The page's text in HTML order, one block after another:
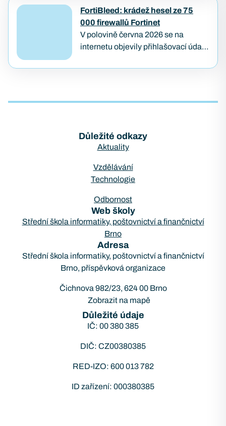
průniku až po zašifrování dat provedl
samostatně AI agent — bez
lidského útočníka u klávesnice.
Případ…
FortiBleed: krádež hesel ze 75
000 firewallů Fortinet
V polovině června 2026 se na
internetu objevily přihlašovací údaje
Fortinet. Útok pojmenovaný
Důležité odkazy
Aktuality
Vzdělávání
Technologie
Odbornost
Web školy
Střední škola informatiky, poštovnictví a finančnictví
Brno
Adresa
Střední škola informatiky, poštovnictví a finančnictví
Brno, příspěvková organizace
Čichnova 982/23, 624 00 Brno
Zobrazit na mapě
Důležité údaje
IČ: 00 380 385
DIČ: CZ00380385
RED-IZO: 600 013 782
ID zařízení: 000380385